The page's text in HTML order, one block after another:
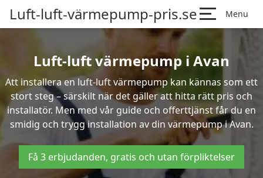
Luft-luft-värmepump-pris.se Menu
Luft-luft värmepump i Avan
Att installera en luft-luft värmepump kan kännas som ett
stort steg – särskilt när det gäller att hitta rätt pris och
installatör. Men med vår guide och offerttjänst får du en
smidig och trygg installation av din värmepump i Avan.
Få 3 erbjudanden, gratis och utan förpliktelser